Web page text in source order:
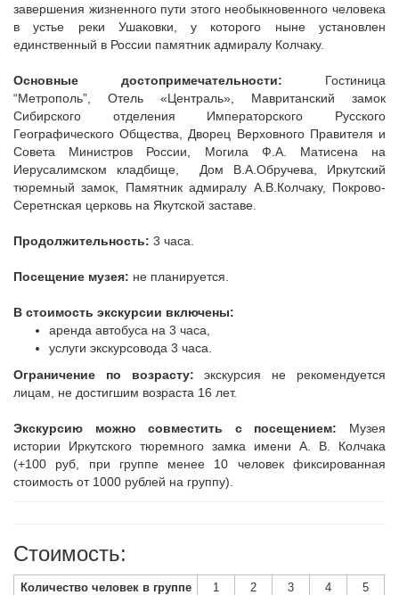
завершения жизненного пути этого необыкновенного человека
в устье реки Ушаковки, у которого ныне установлен
единственный в России памятник адмиралу Колчаку.
Основные достопримечательности: Гостиница
“Метрополь”, Отель «Централь», Мавританский замок
Сибирского отделения Императорского Русского
Географического Общества, Дворец Верховного Правителя и
Совета Министров России, Могила Ф.А. Матисена на
Иерусалимском кладбище, Дом В.А.Обручева, Иркутский
тюремный замок, Памятник адмиралу А.В.Колчаку, Покрово-
Серетнская церковь на Якутской заставе.
Продолжительность: 3 часа.
Посещение музея: не планируется.
В стоимость экскурсии включены:
аренда автобуса на 3 часа,
услуги экскурсовода 3 часа.
Ограничение по возрасту: экскурсия не рекомендуется
лицам, не достигшим возраста 16 лет.
Экскурсию можно совместить с посещением: Музея
истории Иркутского тюремного замка имени А. В. Колчака
(+100 руб, при группе менее 10 человек фиксированная
стоимость от 1000 рублей на группу).
Стоимость:
Количество человек в группе 1 2 3 4 5